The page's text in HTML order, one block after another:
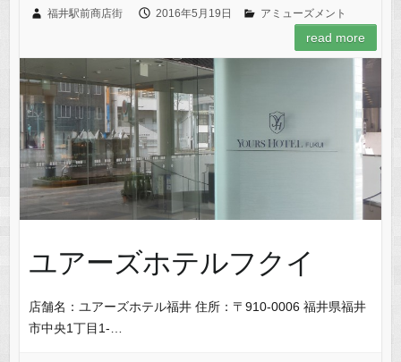
福井駅前商店街 2016年5月19日 アミューズメント
read more
ユアーズホテルフクイ
店舗名：ユアーズホテル福井 住所：〒910-0006 福井県福井
市中央1丁目1-…